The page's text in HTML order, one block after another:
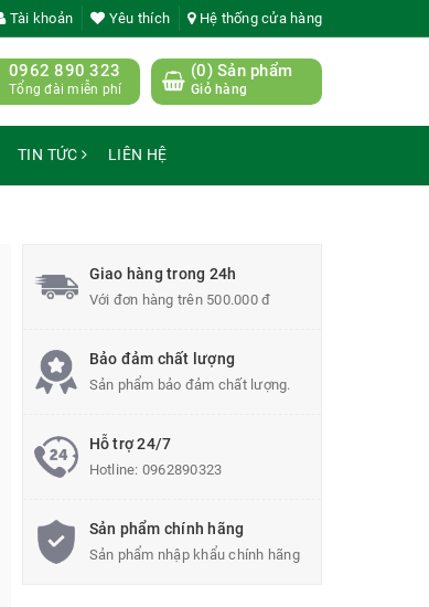
Tài khoản Yêu thích Hệ thống cửa hàng
(0) Sản phẩm
Giỏ hàng
0962 890 323
Tổng đài miễn phí
TIN TỨC LIÊN HỆ
Giao hàng trong 24h
Với đơn hàng trên 500.000 đ
Bảo đảm chất lượng
Sản phẩm bảo đảm chất lượng.
Hỗ trợ 24/7
Hotline: 0962890323
Sản phẩm chính hãng
Sản phẩm nhập khẩu chính hãng